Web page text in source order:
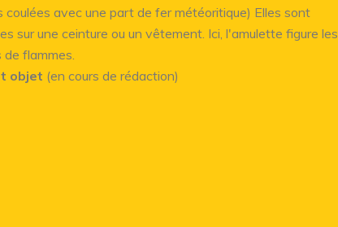
avec une part de fer météoritique) Elles sont
sur une ceinture ou un vêtement. Ici, l'amulette figure les
flammes.
objet (en cours de rédaction)